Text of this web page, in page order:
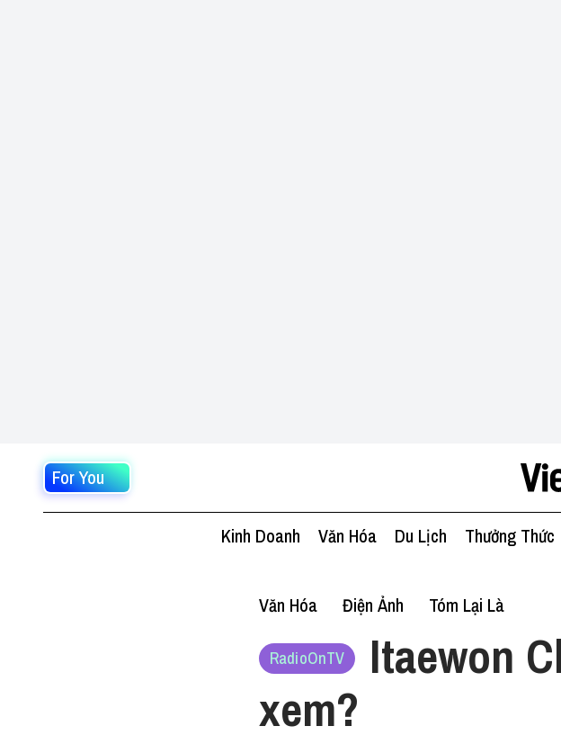
For You
Kinh Doanh Văn Hóa Du Lịch Thưởng Thức
Văn Hóa Điện Ảnh Tóm Lại Là
RadioOnTV
Itaewon
xem?